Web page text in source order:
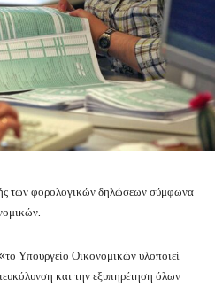
των φορολογικών δηλώσεων σύμφωνα
Υπουργείο Οικονομικών υλοποιεί
και την εξυπηρέτηση όλων